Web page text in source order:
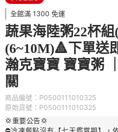
全館滿 1300 免運
蔬果海陸粥22杯
(6~10M)🔺下單送
瀚克寶寶 寶寶粥
關
商品編號：P0500111010325
原始貨號：P0500111010325
💢重要公告💢